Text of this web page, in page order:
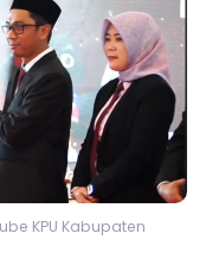
KPU Kabupaten